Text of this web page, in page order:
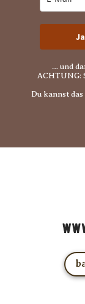
… und
ACHTUNG:
Du kannst